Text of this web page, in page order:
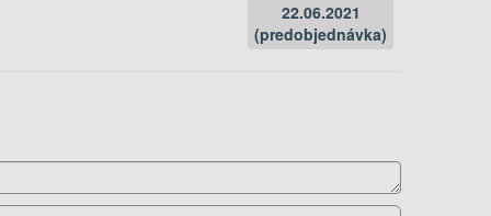
22.06.2021
(predobjednávka)